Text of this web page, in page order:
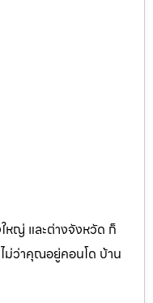
หญ่ และต่างจังหวัด ก็
ม่ว่าคุณอยู่คอนโด บ้าน